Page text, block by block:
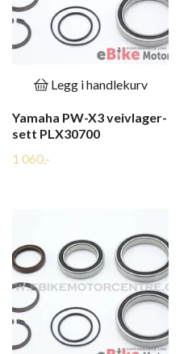
Legg i handlekurv
Yamaha PW-X3 veivlager-
sett PLX30700
1 060,-